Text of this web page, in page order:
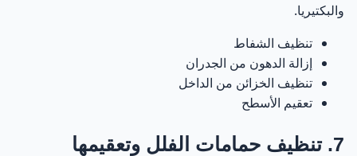
والبكتيريا.
تنظيف الشفاط
إزالة الدهون من الجدران
تنظيف الخزائن من الداخل
تعقيم الأسطح
7. تنظيف حمامات الفلل وتعقيمها